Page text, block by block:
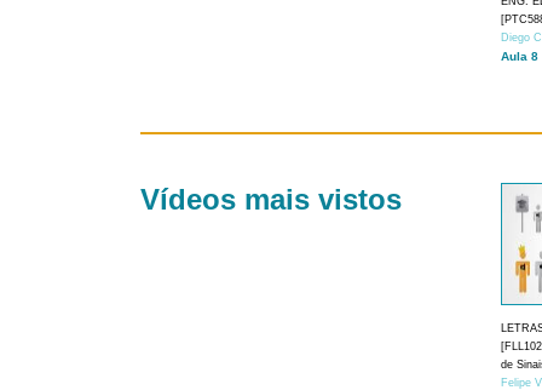
Diego
Aula 8
Vídeos mais vistos
de
Felipe